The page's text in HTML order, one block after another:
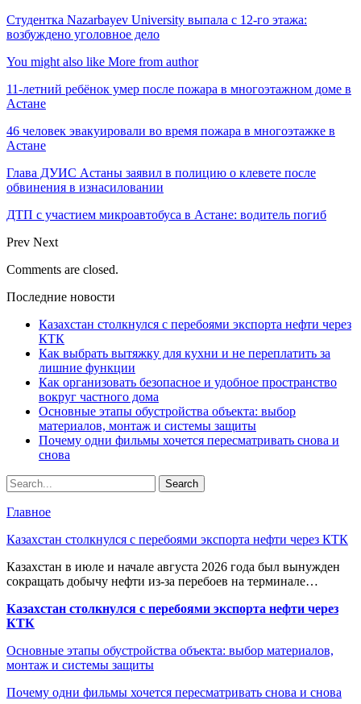
Студентка Nazarbayev University выпала с 12-го этажа:
возбуждено уголовное дело
You might also like More from author
11-летний ребёнок умер после пожара в многоэтажном доме в
Астане
46 человек эвакуировали во время пожара в многоэтажке в
Астане
Глава ДУИС Астаны заявил в полицию о клевете после
обвинения в изнасиловании
ДТП с участием микроавтобуса в Астане: водитель погиб
Prev Next
Comments are closed.
Последние новости
Казахстан столкнулся с перебоями экспорта нефти через
КТК
Как выбрать вытяжку для кухни и не переплатить за
лишние функции
Как организовать безопасное и удобное пространство
вокруг частного дома
Основные этапы обустройства объекта: выбор
материалов, монтаж и системы защиты
Почему одни фильмы хочется пересматривать снова и
снова
Главное
Казахстан столкнулся с перебоями экспорта нефти через КТК
Казахстан в июле и начале августа 2026 года был вынужден
сокращать добычу нефти из-за перебоев на терминале…
Казахстан столкнулся с перебоями экспорта нефти через
КТК
Основные этапы обустройства объекта: выбор материалов,
монтаж и системы защиты
Почему одни фильмы хочется пересматривать снова и снова